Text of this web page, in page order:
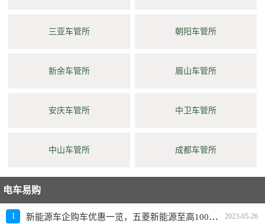
三亚车管所 朝阳车管所
新余车管所 眉山车管所
安庆车管所 中卫车管所
中山车管所 成都车管所
电车易购
1 新能源车企购车优惠一览，五菱新能源至高10000元限时补贴 2023-05-26